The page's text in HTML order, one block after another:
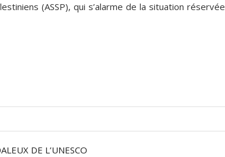
(ASSP), qui s’alarme de la situation réservée
DE L’UNESCO